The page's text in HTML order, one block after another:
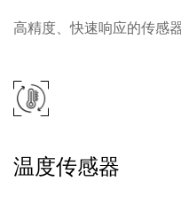
高精度、快速响应的传感
温度传感器